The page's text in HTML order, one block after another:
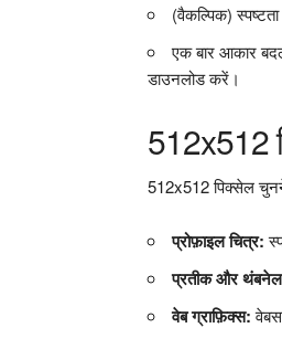
(वैकल्पिक)
एक बार आकार
डाउनलोड करें।
512x512
512x512 पिक्सेल
प्रोफ़ाइल चित्र:
प्रतीक और
वेब ग्राफ़िक्स: